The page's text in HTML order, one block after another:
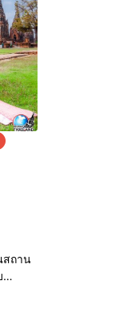
ที่ที่คน
ถาน